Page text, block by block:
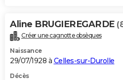
Aline BRUGIEREGARDE
Créer une cagnotte obsèques
Naissance
29/07/1928 à Celles-sur-Durolle
Décès